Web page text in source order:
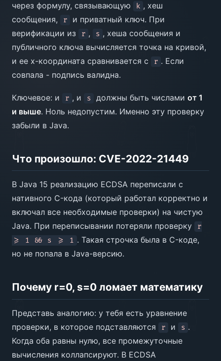
через формулу, связывающую
k , хеш
сообщения,
r
и приватный ключ. При
верификации из
r , s , хеша сообщения и
публичного ключа вычисляется точка на кривой,
и ее x-координата сравнивается с
r . Если
совпала - подпись валидна.
Ключевое: и r , и s должны быть числамиот 1
и выше. Ноль недопустим. Именно эту проверку
забыли в Java.
Что произошло: CVE-2022-21449
В Java 15 реализацию ECDSA переписали с
нативного C-кода (который работал корректно и
включал все необходимые проверки) на чистую
Java. При переписывании потеряли проверку
r
>= 1 && s >= 1 . Такая строчка была в C-коде,
но не попала в Java-версию.
Почему r=0, s=0 ломает математику
Представь аналогию: у тебя есть уравнение
проверки, в которое подставляются
r и s .
Когда оба равны нулю, все промежуточные
вычисления коллапсируют. В ECDSA